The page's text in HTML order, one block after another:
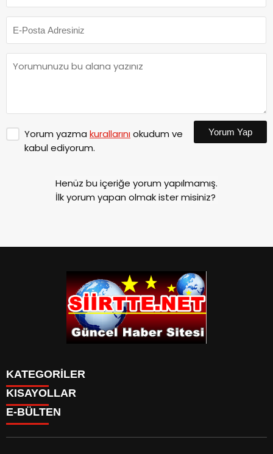
Yorum yazma kurallarınıokudum ve
kabul ediyorum.
Yorum Yap
Henüz bu içeriğe yorum yapılmamış.
İlk yorum yapan olmak ister misiniz?
KATEGORİLER
SPOR
Eruh Haberleri
KISAYOLLAR
MANSET
SAĞLIK
E-BÜLTEN